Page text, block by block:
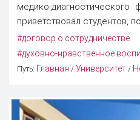
медико-диагностического
приветствовал студентов,
#договор о сотрудничестве
#духовно-нравственное
Путь: Главная / Университет /